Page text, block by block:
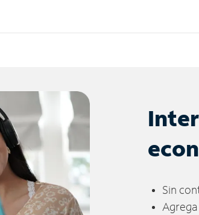
Sin